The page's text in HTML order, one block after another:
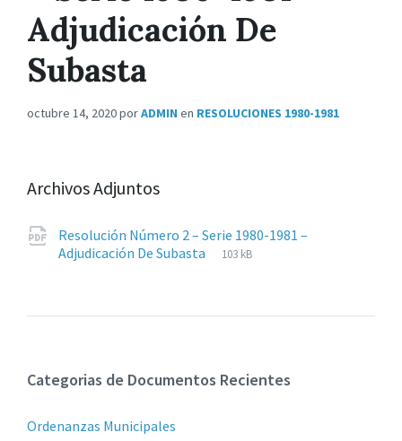
Adjudicación De
Subasta
octubre 14, 2020porADMIN en RESOLUCIONES 1980-1981
Archivos Adjuntos
Resolución Número 2 – Serie 1980-1981 –
Adjudicación De Subasta
Extensiones
pdf
Tamaño
103 kB
Categorias de Documentos Recientes
Ordenanzas Municipales